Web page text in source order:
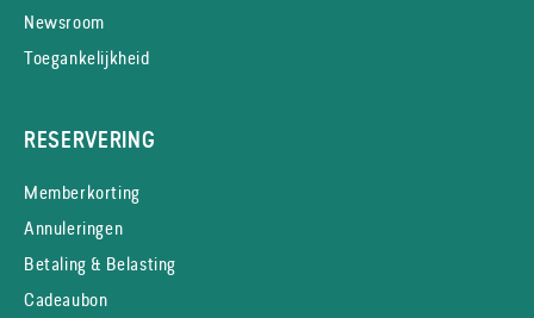
Newsroom
Toegankelijkheid
RESERVERING
Memberkorting
Annuleringen
Betaling & Belasting
Cadeaubon